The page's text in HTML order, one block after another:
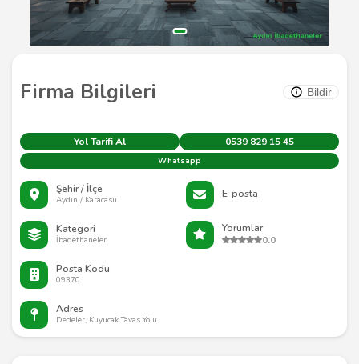
Firma Bilgileri Bildir
Yol Tarifi Al 0539 829 15 45
Whatsapp
Şehir / İlçe
Aydın / Karacasu E-posta
Kategori
İbadethaneler
Yorumlar
0.0
Posta Kodu
09370
Adres
Dedeler, Kuyucak Tavas Yolu